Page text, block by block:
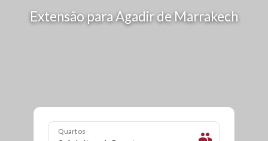
Extensão para Agadir de Marrakech
Quartos people